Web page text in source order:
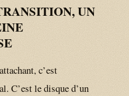
UN
c’est
C’est le disque d’un